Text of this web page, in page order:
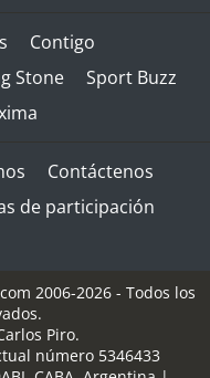
Contigo
Stone
Sport Buzz
Contáctenos
de participación
2006-2026 - Todos los
Piro.
número 5346433